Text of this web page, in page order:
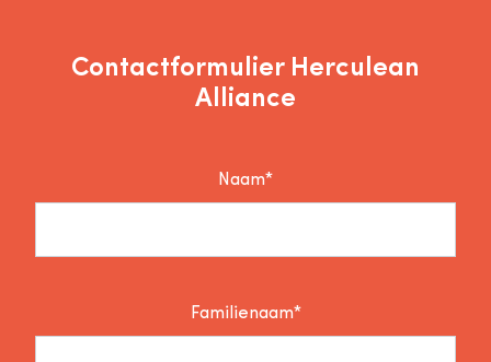
Contactformulier Herculean
Alliance
Naam*
Familienaam*